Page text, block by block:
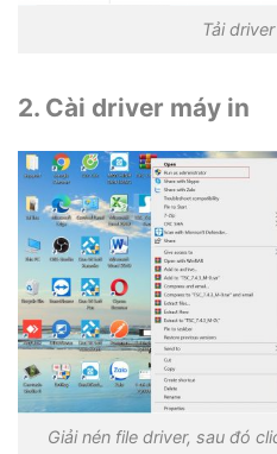
Tải
2. Cài driver máy in
Giải nén file driver, sau đó